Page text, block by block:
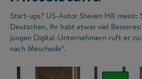
Start-ups? US-Autor Steven Hill meint:
Deutschen, ihr habt etwas viel
jungen Digital-Unternehmern ruft er
nach Meschede“.